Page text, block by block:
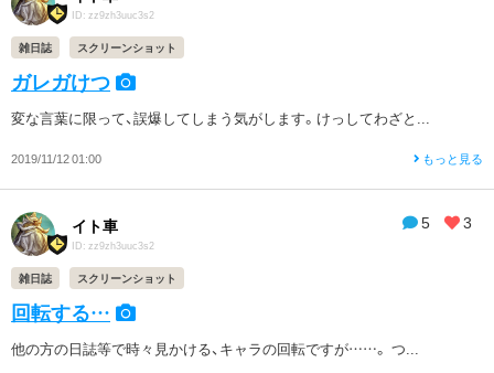
ID: zz9zh3uuc3s2
雑日誌 スクリーンショット
ガレガけつ
変な言葉に限って、誤爆してしまう気がします。けっしてわざと...
2019/11/12 01:00 もっと見る
5 3
イト車
ID: zz9zh3uuc3s2
雑日誌 スクリーンショット
回転する…
他の方の日誌等で時々見かける、キャラの回転ですが……。 つ...